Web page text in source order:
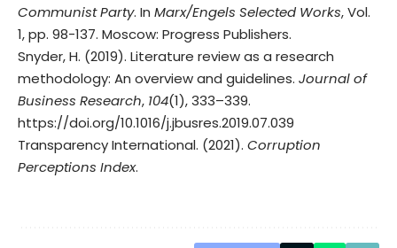
Communist Party. In Marx/Engels Selected Works, Vol.
1, pp. 98-137. Moscow: Progress Publishers.
Snyder, H. (2019). Literature review as a research
methodology: An overview and guidelines. Journal of
Business Research, 104(1), 333–339.
https://doi.org/10.1016/j.jbusres.2019.07.039
Transparency International. (2021). Corruption
Perceptions Index.